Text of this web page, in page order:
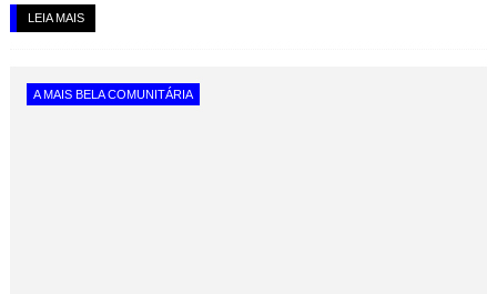
LEIA MAIS
A MAIS BELA COMUNITÁRIA